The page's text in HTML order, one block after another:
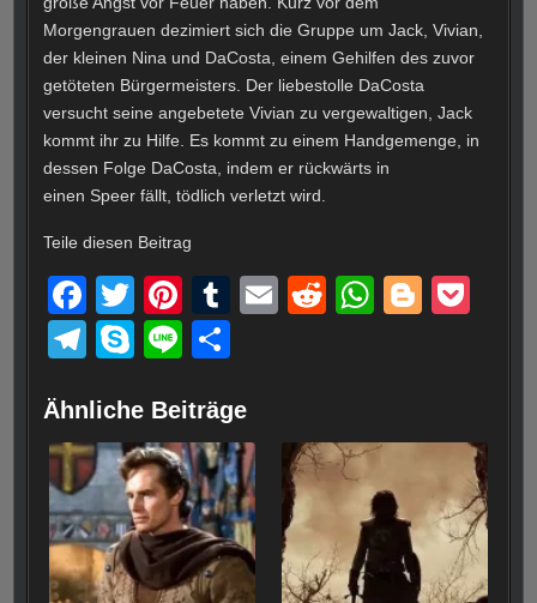
Morgengrauen dezimiert sich die Gruppe um Jack, Vivian,
der kleinen Nina und DaCosta, einem Gehilfen des zuvor
getöteten Bürgermeisters. Der liebestolle DaCosta
versucht seine angebetete Vivian zu vergewaltigen, Jack
kommt ihr zu Hilfe. Es kommt zu einem Handgemenge, in
dessen Folge DaCosta, indem er rückwärts in
einen Speer fällt, tödlich verletzt wird.
Teile diesen Beitrag
F
a
c
e
b
o
o
k
T
wi
tt
er
Pi
nt
er
e
st
T
bl
r
E
R
t
W
A
p
p
Bl
er
T
e
gr
a
m
S
p
e
Li
e
e
n
Ähnliche Beiträge